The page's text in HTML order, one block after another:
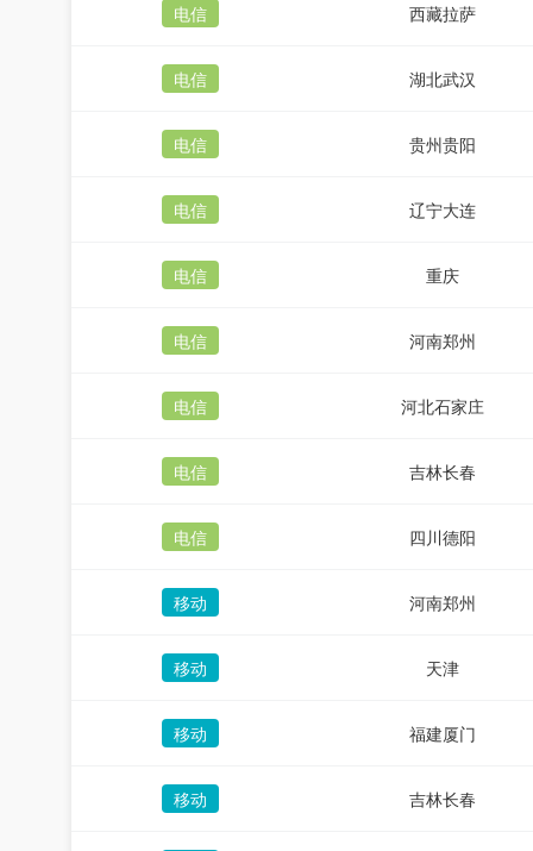
电信 西藏拉萨
电信 湖北武汉
电信 贵州贵阳
电信 辽宁大连
电信 重庆
电信 河南郑州
电信 河北石家庄
电信 吉林长春
电信 四川德阳
移动 河南郑州
移动 天津
移动 福建厦门
移动 吉林长春